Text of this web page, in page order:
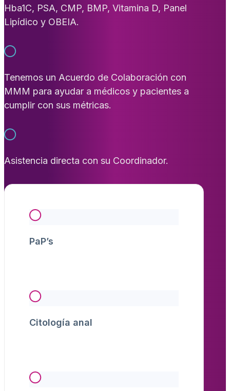
Hba1C, PSA, CMP, BMP, Vitamina D, Panel
Lipídico y OBEIA.
Tenemos un Acuerdo de Colaboración con
MMM para ayudar a médicos y pacientes a
cumplir con sus métricas.
Asistencia directa con su Coordinador.
PaP’s
Citología anal